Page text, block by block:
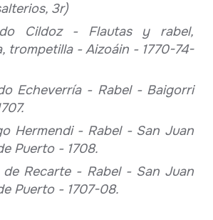
3r)
Cildoz - Flautas y rabel,
trompetilla - Aizoáin - 1770-74-
Echeverría - Rabel - Baigorri
Hermendi - Rabel - San Juan
Puerto - 1708.
de Recarte - Rabel - San Juan
Puerto - 1707-08.